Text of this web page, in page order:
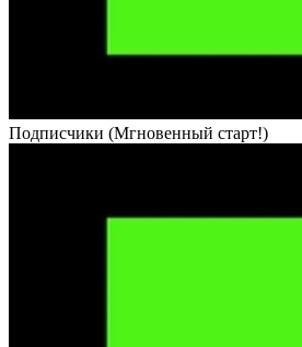
Подписчики (Мгновенный старт!)